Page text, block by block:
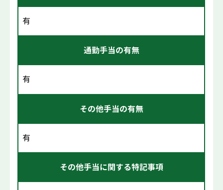
有
通勤手当の有無
有
その他手当の有無
有
その他手当に関する特記事項